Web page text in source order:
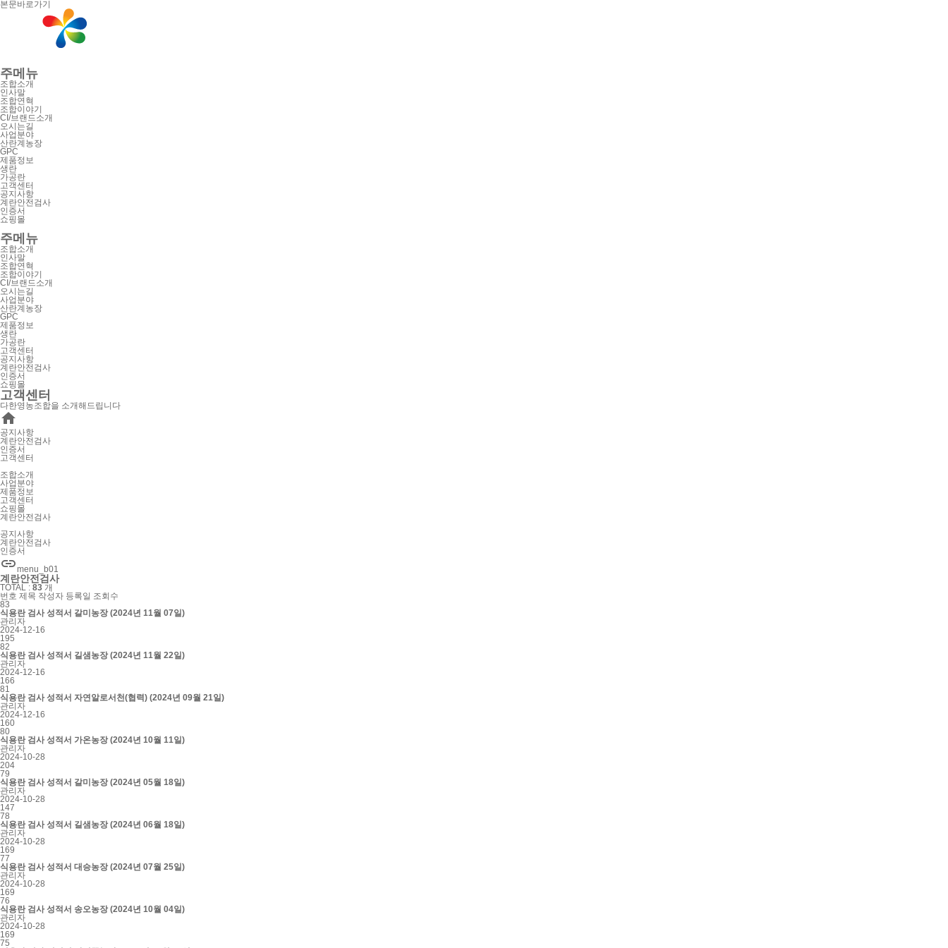
본문바로가기
주메뉴
조합소개
인사말
조합연혁
조합이야기
CI/브랜드소개
오시는길
사업분야
산란계농장
GPC
제품정보
생란
가공란
고객센터
공지사항
계란안전검사
인증서
쇼핑몰
주메뉴
조합소개
인사말
조합연혁
조합이야기
CI/브랜드소개
오시는길
사업분야
산란계농장
GPC
제품정보
생란
가공란
고객센터
공지사항
계란안전검사
인증서
쇼핑몰
고객센터
다한영농조합을 소개해드립니다

공지사항
계란안전검사
인증서
고객센터
조합소개
사업분야
제품정보
고객센터
쇼핑몰
계란안전검사
공지사항
계란안전검사
인증서
menu_b01
계란안전검사
TOTAL : 83 개
번호 제목 작성자 등록일 조회수
83
식용란 검사 성적서 갈미농장 (2024년 11월 07일)
관리자
2024-12-16
195
82
식용란 검사 성적서 길샘농장 (2024년 11월 22일)
관리자
2024-12-16
166
81
식용란 검사 성적서 자연알로서천(협력) (2024년 09월 21일)
관리자
2024-12-16
160
80
식용란 검사 성적서 가온농장 (2024년 10월 11일)
관리자
2024-10-28
204
79
식용란 검사 성적서 갈미농장 (2024년 05월 18일)
관리자
2024-10-28
147
78
식용란 검사 성적서 길샘농장 (2024년 06월 18일)
관리자
2024-10-28
169
77
식용란 검사 성적서 대승농장 (2024년 07월 25일)
관리자
2024-10-28
169
76
식용란 검사 성적서 송오농장 (2024년 10월 04일)
관리자
2024-10-28
169
75